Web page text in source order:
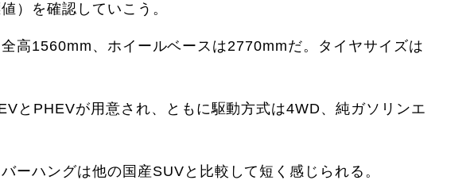
）を確認していこう。
高1560mm、ホイールベースは2770mmだ。タイヤサイズは
とPHEVが用意され、ともに駆動方式は4WD、純ガソリンエ
ーハングは他の国産SUVと比較して短く感じられる。